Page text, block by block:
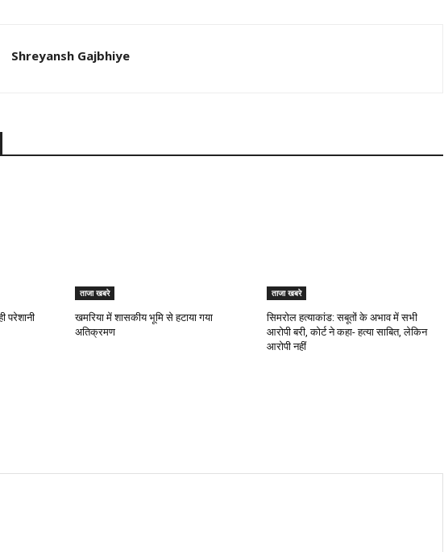
Shreyansh Gajbhiye
परेशानी
ताजा खबरे
खमरिया में शासकीय भूमि से हटाया गया
अतिक्रमण
ताजा खबरे
सिमरोल हत्याकांड: सबूतों के अभाव में सभी
आरोपी बरी, कोर्ट ने कहा- हत्या साबित, लेकिन
आरोपी नहीं